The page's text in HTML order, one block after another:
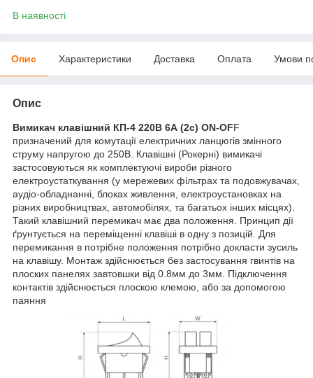
В наявності
Опис Характеристики Доставка Оплата Умови
Опис
Вимикач клавішний КП-4 220В 6А (2с) ON-OFF
призначений для комутації електричних ланцюгів змінного
струму напругою до 250В. Клавішні (Рокерні) вимикачі
застосовуються як комплектуючі вироби різного
електроустаткування (у мережевих фільтрах та подовжувачах,
аудіо-обладнанні, блоках живлення, електроустановках на
різних виробництвах, автомобілях, та багатьох інших місцях).
Такий клавішний перемикач має два положення. Принцип дії
ґрунтується на переміщенні клавіші в одну з позицій. Для
перемикання в потрібне положення потрібно докласти зусиль
на клавішу. Монтаж здійснюється без застосування гвинтів на
плоских панелях завтовшки від 0.8мм до 3мм. Підключення
контактів здійснюється плоскою клемою, або за допомогою
паяння